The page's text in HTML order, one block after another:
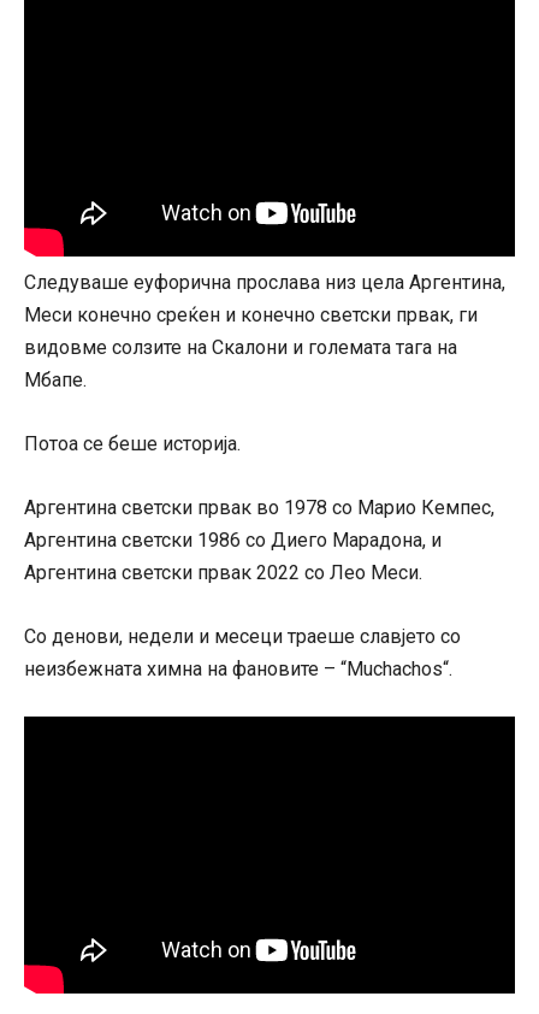
Следуваше еуфорична прослава низ цела Аргентина,
Меси конечно среќен и конечно светски првак, ги
видовме солзите на Скалони и големата тага на
Мбапе.
Потоа се беше историја.
Аргентина светски првак во 1978 со Марио Кемпес,
Аргентина светски 1986 со Диего Марадона, и
Аргентина светски првак 2022 со Лео Меси.
Со денови, недели и месеци траеше славјето со
неизбежната химна на фановите – “Muchachos“.